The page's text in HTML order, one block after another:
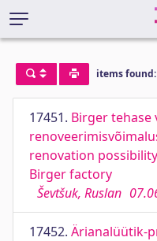
items found:
17451. Birger tehase
renovation
Birger factory
Ševtšuk, Ruslan
17452. Ärianalüütik-